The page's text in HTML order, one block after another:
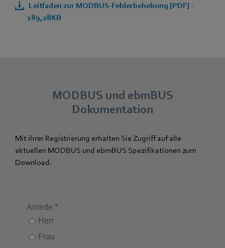
Leitfaden zur MODBUS-Fehlerbehebung [PDF] -
189,28KB
MODBUS und ebmBUS
Dokumentation
Mit ihrer Registrierung erhalten Sie Zugriff auf alle
aktuellen MODBUS und ebmBUS Spezifikationen zum
Download.